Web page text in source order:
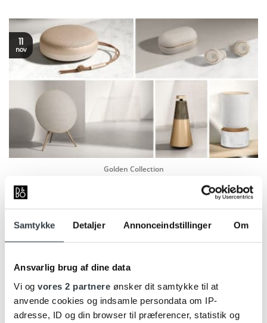
Samtykke Detaljer Annonceindstillinger Om
Ansvarlig brug af dine data
Vi og vores 2 partnere ønsker dit samtykke til at
anvende cookies og indsamle persondata om IP-
adresse, ID og din browser til præferencer, statistik og
Golden Collection
Vi hylder Bang & Olufsens 95 års fødselsdag med et udvalg af
11
nov